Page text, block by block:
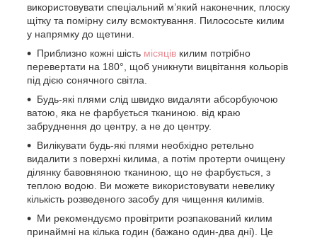
використовувати спеціальний м’який наконечник, плоску
щітку та помірну силу всмоктування. Пилососьте килим
у напрямку до щетини.
Приблизно кожні шість місяців килим потрібно
перевертати на 180°, щоб уникнути вицвітання кольорів
під дією сонячного світла.
Будь-які плями слід швидко видаляти абсорбуючою
ватою, яка не фарбується тканиною. від краю
забруднення до центру, а не до центру.
Вилікувати будь-які плями необхідно ретельно
видалити з поверхні килима, а потім протерти очищену
ділянку бавовняною тканиною, що не фарбується, з
теплою водою. Ви можете використовувати невелику
кількість розведеного засобу для чищення килимів.
Ми рекомендуємо провітрити розпакований килим
принаймні на кілька годин (бажано один-два дні). Це